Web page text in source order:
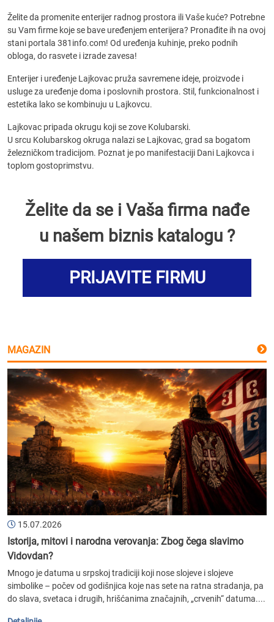
Želite da promenite enterijer radnog prostora ili Vaše kuće? Potrebne
su Vam firme koje se bave uređenjem enterijera? Pronađite ih na ovoj
stani portala 381info.com! Od uređenja kuhinje, preko podnih
obloga, do rasvete i izrade zavesa!
Enterijer i uređenje Lajkovac pruža savremene ideje, proizvode i
usluge za uređenje doma i poslovnih prostora. Stil, funkcionalnost i
estetika lako se kombinuju u Lajkovcu.
Lajkovac pripada okrugu koji se zove Kolubarski.
U srcu Kolubarskog okruga nalazi se Lajkovac, grad sa bogatom
železničkom tradicijom. Poznat je po manifestaciji Dani Lajkovca i
toplom gostoprimstvu.
Želite da se i Vaša firma nađe
u našem biznis katalogu ?
PRIJAVITE FIRMU
MAGAZIN
15.07.2026
Istorija, mitovi i narodna verovanja: Zbog čega slavimo
Vidovdan?
Mnogo je datuma u srpskoj tradiciji koji nose slojeve i slojeve
simbolike – počev od godišnjica koje nas sete na ratna stradanja, pa
do slava, svetaca i drugih, hrišćanima značajnih, „crvenih“ datuma....